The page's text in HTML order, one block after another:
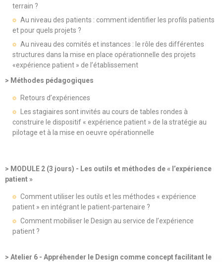
terrain ?
Au niveau des patients : comment identifier les profils patients
et pour quels projets ?
Au niveau des comités et instances : le rôle des différentes
structures dans la mise en place opérationnelle des projets
«expérience patient » de l’établissement
> Méthodes pédagogiques
Retours d’expériences
Les stagiaires sont invités au cours de tables rondes à
construire le dispositif « expérience patient » de la stratégie au
pilotage et à la mise en oeuvre opérationnelle
> MODULE 2 (3 jours) - Les outils et méthodes de « l’expérience
patient »
Comment utiliser les outils et les méthodes « expérience
patient » en intégrant le patient-partenaire ?
Comment mobiliser le Design au service de l’expérience
patient ?
> Atelier 6 - Appréhender le Design comme concept facilitant le